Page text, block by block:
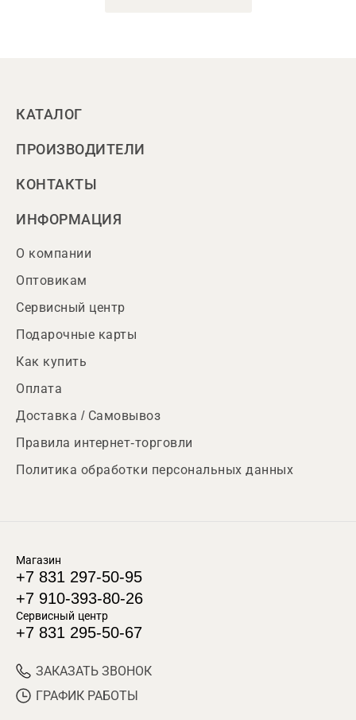
КАТАЛОГ
ПРОИЗВОДИТЕЛИ
КОНТАКТЫ
ИНФОРМАЦИЯ
О компании
Оптовикам
Сервисный центр
Подарочные карты
Как купить
Оплата
Доставка / Самовывоз
Правила интернет-торговли
Политика обработки персональных данных
Магазин
+7 831 297-50-95
+7 910-393-80-26
Сервисный центр
+7 831 295-50-67
ЗАКАЗАТЬ ЗВОНОК
ГРАФИК РАБОТЫ